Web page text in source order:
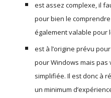
est assez complexe, il
pour bien le
également valable pour
est à l’origine prévu
pour Windows mais pas
simplifiée. Il est donc à
un minimum